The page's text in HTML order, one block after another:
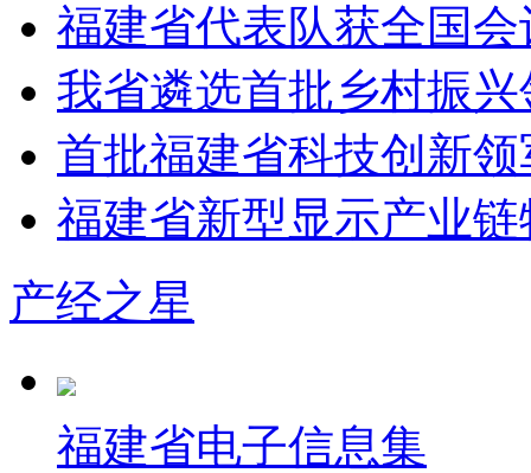
福建省代表队获全国
我省遴选首批乡村振
首批福建省科技创新
福建省新型显示产业
产经之星
福建省电子信息集